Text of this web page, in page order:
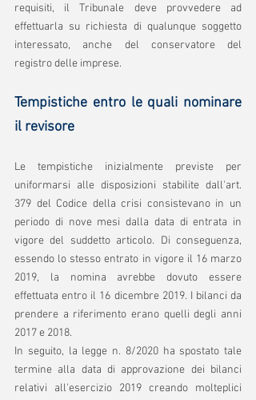
requisiti, il Tribunale deve provvedere ad
effettuarla su richiesta di qualunque soggetto
interessato, anche del conservatore del
registro delle imprese.
Tempistiche entro le quali nominare
il revisore
Le tempistiche inizialmente previste per
uniformarsi alle disposizioni stabilite dall'art.
379 del Codice della crisi consistevano in un
periodo di nove mesi dalla data di entrata in
vigore del suddetto articolo. Di conseguenza,
essendo lo stesso entrato in vigore il 16 marzo
2019, la nomina avrebbe dovuto essere
effettuata entro il 16 dicembre 2019. I bilanci da
prendere a riferimento erano quelli degli anni
2017 e 2018.
In seguito, la legge n. 8/2020 ha spostato tale
termine alla data di approvazione dei bilanci
relativi all'esercizio 2019 creando molteplici